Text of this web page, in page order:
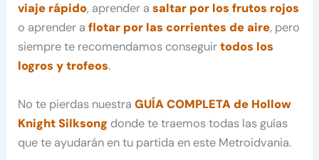
viaje rápido, aprender asaltar por los frutos rojos
o aprender a flotar por las corrientes de aire, pero
siempre te recomendamos conseguirtodos los
logros y trofeos.
No te pierdas nuestraGUÍA COMPLETA de Hollow
Knight Silksong donde te traemos todas las guías
que te ayudarán en tu partida en este Metroidvania.